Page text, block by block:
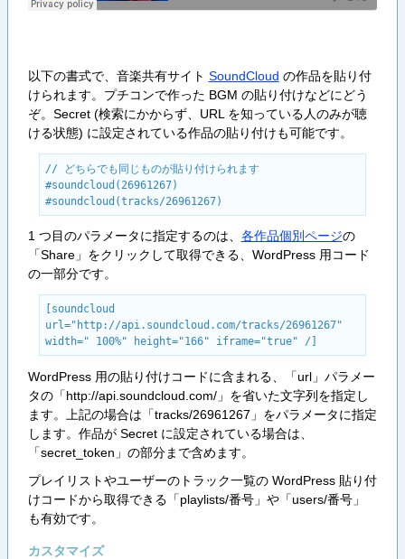
以下の書式で、音楽共有サイト SoundCloud の作品を貼り付
けられます。プチコンで作った BGM の貼り付けなどにどう
ぞ。Secret (検索にかからず、URL を知っている人のみが聴
ける状態) に設定されている作品の貼り付けも可能です。
// どちらでも同じものが貼り付けられます
#soundcloud(26961267)
#soundcloud(tracks/26961267)
1 つ目のパラメータに指定するのは、 各作品個別ページの
「Share」をクリックして取得できる、WordPress 用コード
の一部分です。
[soundcloud
url="http://api.soundcloud.com/tracks/26961267"
width=" 100%" height="166" iframe="true" /]
WordPress 用の貼り付けコードに含まれる、「url」パラメー
タの「http://api.soundcloud.com/」を省いた文字列を指定し
ます。上記の場合は「tracks/26961267」をパラメータに指定
します。作品が Secret に設定されている場合は、
「secret_token」の部分まで含めます。
プレイリストやユーザーのトラック一覧の WordPress 貼り付
けコードから取得できる「playlists/番号」や「users/番号」
も有効です。
カスタマイズ